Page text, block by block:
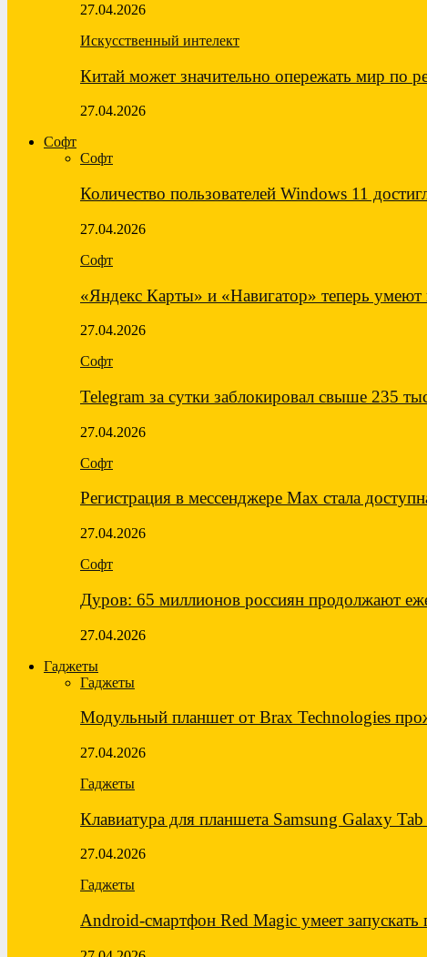
27.04.2026
Искусственный интелект
Китай может значительно опережать мир по
27.04.2026
Софт
Софт
Количество пользователей Windows 11
27.04.2026
Софт
«Яндекс Карты» и «Навигатор» теперь
27.04.2026
Софт
Telegram за сутки заблокировал свыше 235
27.04.2026
Софт
Регистрация в мессенджере Max стала
27.04.2026
Софт
Дуров: 65 миллионов россиян продолжают
27.04.2026
Гаджеты
Гаджеты
Модульный планшет от Brax Technologies
27.04.2026
Гаджеты
Клавиатура для планшета Samsung Galaxy
27.04.2026
Гаджеты
Android-смартфон Red Magic умеет